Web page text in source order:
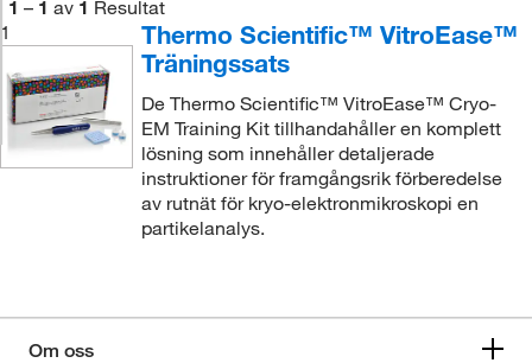
1 – 1 av 1 Resultat
1
Thermo Scientific™ VitroEase™
Träningssats
De Thermo Scientific™ VitroEase™ Cryo-
EM Training Kit tillhandahåller en komplett
lösning som innehåller detaljerade
instruktioner för framgångsrik förberedelse
av rutnät för kryo-elektronmikroskopi en
partikelanalys.
Om oss